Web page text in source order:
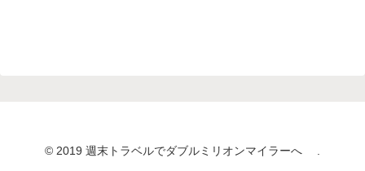
© 2019 週末トラベルでダブルミリオンマイラーへ .